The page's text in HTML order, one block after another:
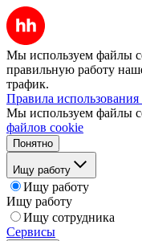
Мы используем файлы
правильную работу
трафик.
Правила
Мы используем файлы
файлов cookie
Понятно
Ищу работу
Ищу работу
Ищу работу
Ищу сотрудника
Сервисы